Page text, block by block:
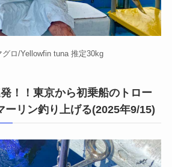
グロ/Yellowfin tuna 推定30kg
！！東京から初乗船のトロー
ーリン釣り上げる(2025年9/15)